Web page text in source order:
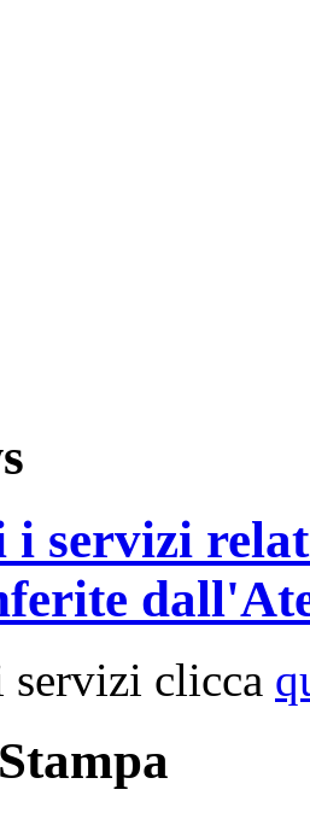
i servizi
servizi clicca